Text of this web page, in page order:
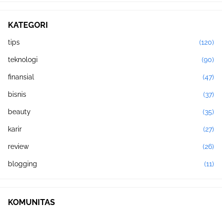
KATEGORI
tips (120)
teknologi (90)
finansial (47)
bisnis (37)
beauty (35)
karir (27)
review (26)
blogging (11)
KOMUNITAS